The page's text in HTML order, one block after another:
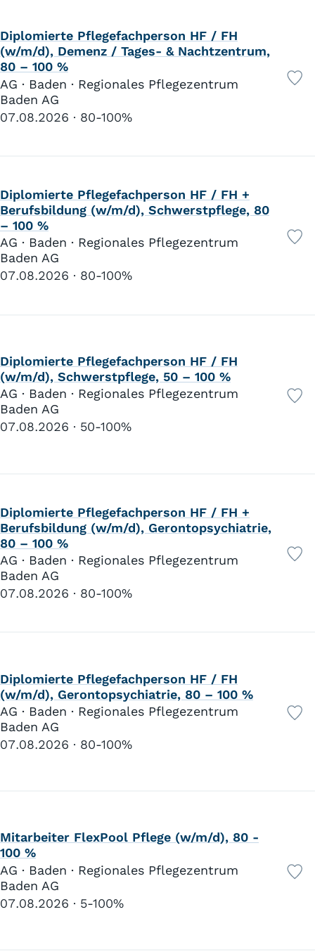
Diplomierte Pflegefachperson HF / FH
(w/m/d), Demenz / Tages- & Nachtzentrum,
80 – 100 %
AG · Baden · Regionales Pflegezentrum
Baden AG
07.08.2026
80-100%
Diplomierte Pflegefachperson HF / FH +
Berufsbildung (w/m/d), Schwerstpflege, 80
– 100 %
AG · Baden · Regionales Pflegezentrum
Baden AG
07.08.2026
80-100%
Diplomierte Pflegefachperson HF / FH
(w/m/d), Schwerstpflege, 50 – 100 %
AG · Baden · Regionales Pflegezentrum
Baden AG
07.08.2026
50-100%
Diplomierte Pflegefachperson HF / FH +
Berufsbildung (w/m/d), Gerontopsychiatrie,
80 – 100 %
AG · Baden · Regionales Pflegezentrum
Baden AG
07.08.2026
80-100%
Diplomierte Pflegefachperson HF / FH
(w/m/d), Gerontopsychiatrie, 80 – 100 %
AG · Baden · Regionales Pflegezentrum
Baden AG
07.08.2026
80-100%
Mitarbeiter FlexPool Pflege (w/m/d), 80 -
100 %
AG · Baden · Regionales Pflegezentrum
Baden AG
07.08.2026
5-100%